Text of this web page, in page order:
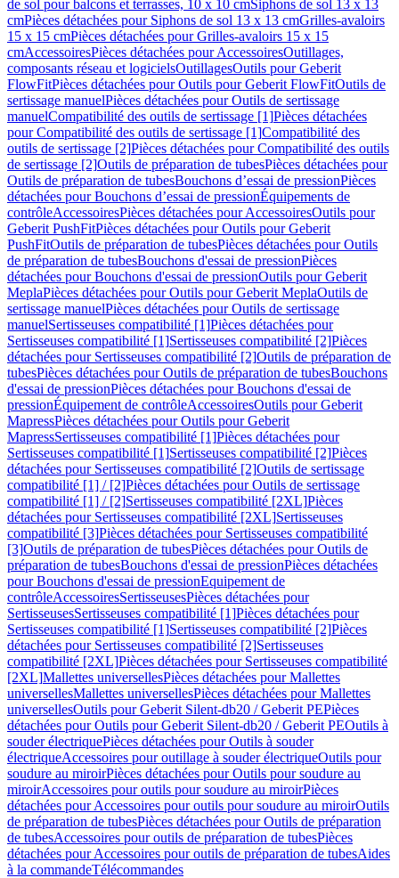
de sol pour balcons et terrasses, 10 x 10 cmSiphons de sol 13 x 13
cmPièces détachées pour Siphons de sol 13 x 13 cmGrilles-avaloirs
15 x 15 cmPièces détachées pour Grilles-avaloirs 15 x 15
cmAccessoiresPièces détachées pour AccessoiresOutillages,
composants réseau et logicielsOutillagesOutils pour Geberit
FlowFitPièces détachées pour Outils pour Geberit FlowFitOutils de
sertissage manuelPièces détachées pour Outils de sertissage
manuelCompatibilité des outils de sertissage [1]Pièces détachées
pour Compatibilité des outils de sertissage [1]Compatibilité des
outils de sertissage [2]Pièces détachées pour Compatibilité des outils
de sertissage [2]Outils de préparation de tubesPièces détachées pour
Outils de préparation de tubesBouchons d’essai de pressionPièces
détachées pour Bouchons d’essai de pressionÉquipements de
contrôleAccessoiresPièces détachées pour AccessoiresOutils pour
Geberit PushFitPièces détachées pour Outils pour Geberit
PushFitOutils de préparation de tubesPièces détachées pour Outils
de préparation de tubesBouchons d'essai de pressionPièces
détachées pour Bouchons d'essai de pressionOutils pour Geberit
MeplaPièces détachées pour Outils pour Geberit MeplaOutils de
sertissage manuelPièces détachées pour Outils de sertissage
manuelSertisseuses compatibilité [1]Pièces détachées pour
Sertisseuses compatibilité [1]Sertisseuses compatibilité [2]Pièces
détachées pour Sertisseuses compatibilité [2]Outils de préparation de
tubesPièces détachées pour Outils de préparation de tubesBouchons
d'essai de pressionPièces détachées pour Bouchons d'essai de
pressionÉquipement de contrôleAccessoiresOutils pour Geberit
MapressPièces détachées pour Outils pour Geberit
MapressSertisseuses compatibilité [1]Pièces détachées pour
Sertisseuses compatibilité [1]Sertisseuses compatibilité [2]Pièces
détachées pour Sertisseuses compatibilité [2]Outils de sertissage
compatibilité [1] / [2]Pièces détachées pour Outils de sertissage
compatibilité [1] / [2]Sertisseuses compatibilité [2XL]Pièces
détachées pour Sertisseuses compatibilité [2XL]Sertisseuses
compatibilité [3]Pièces détachées pour Sertisseuses compatibilité
[3]Outils de préparation de tubesPièces détachées pour Outils de
préparation de tubesBouchons d'essai de pressionPièces détachées
pour Bouchons d'essai de pressionEquipement de
contrôleAccessoiresSertisseusesPièces détachées pour
SertisseusesSertisseuses compatibilité [1]Pièces détachées pour
Sertisseuses compatibilité [1]Sertisseuses compatibilité [2]Pièces
détachées pour Sertisseuses compatibilité [2]Sertisseuses
compatibilité [2XL]Pièces détachées pour Sertisseuses compatibilité
[2XL]Mallettes universellesPièces détachées pour Mallettes
universellesMallettes universellesPièces détachées pour Mallettes
universellesOutils pour Geberit Silent-db20 / Geberit PEPièces
détachées pour Outils pour Geberit Silent-db20 / Geberit PEOutils à
souder électriquePièces détachées pour Outils à souder
électriqueAccessoires pour outillage à souder électriqueOutils pour
soudure au miroirPièces détachées pour Outils pour soudure au
miroirAccessoires pour outils pour soudure au miroirPièces
détachées pour Accessoires pour outils pour soudure au miroirOutils
de préparation de tubesPièces détachées pour Outils de préparation
de tubesAccessoires pour outils de préparation de tubesPièces
détachées pour Accessoires pour outils de préparation de tubesAides
à la commandeTélécommandes